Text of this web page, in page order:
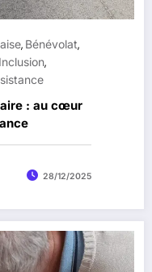
, Bénévolat,
Inclusion,
: au cœur
28/12/2025